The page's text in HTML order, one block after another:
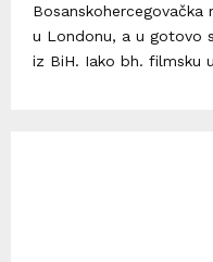
Bosanskohercegovačka
u Londonu, a u gotovo
iz BiH. Iako bh. filmsku